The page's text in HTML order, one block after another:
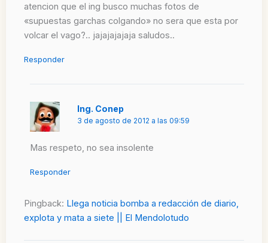
atencion que el ing busco muchas fotos de
«supuestas garchas colgando» no sera que esta por
volcar el vago?.. jajajajajaja saludos..
Responder
Ing. Conep
3 de agosto de 2012 a las 09:59
Mas respeto, no sea insolente
Responder
Pingback: Llega noticia bomba a redacción de diario,
explota y mata a siete || El Mendolotudo